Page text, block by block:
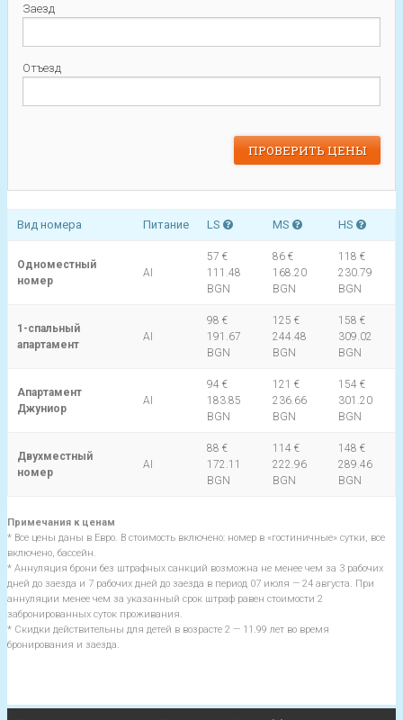
Заезд
Отъезд
Вид номера Питание LS MS HS
Одноместный
номер
AI
57 €
111.48
BGN
86 €
168.20
BGN
118 €
230.79
BGN
1-спальный
апартамент
AI
98 €
191.67
BGN
125 €
244.48
BGN
158 €
309.02
BGN
Апартамент
Джуниор
AI
94 €
183.85
BGN
121 €
236.66
BGN
154 €
301.20
BGN
Двухместный
номер
AI
88 €
172.11
BGN
114 €
222.96
BGN
148 €
289.46
BGN
Примечания к ценам
* Все цены даны в Евро. В стоимость включено: номер в «гостиничные» сутки, все
включено, бассейн.
* Аннуляция брони без штрафных санкций возможна не менее чем за 3 рабочих
дней до заезда и 7 рабочих дней до заезда в период 07 июля — 24 августа. При
аннуляции менее чем за указанный срок штраф равен стоимости 2
забронированных суток проживания.
* Скидки действительны для детей в возрасте 2 — 11.99 лет во время
бронирования и заезда.